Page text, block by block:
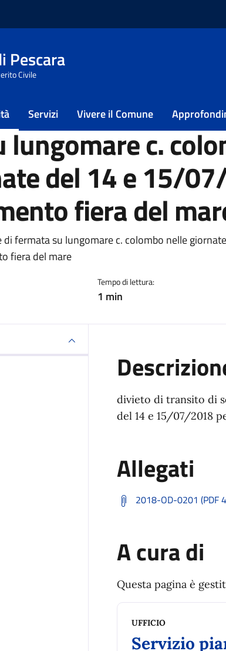
Pescara
Civile
Servizi Vivere il Comune
di transito di sosta e di fermata su lungomare c.
di sosta e di
c.
del 14 e 15/
fiera del
notizia
fermata su lungomare c. colombo nelle
fiera del mare
Tempo di lettura:
1 min
divieto di transito di
del 14 e 15/07/2018
Allegati
2018-OD-0201 (PDF
A cura di
Questa pagina è
UFFICIO
Servizio